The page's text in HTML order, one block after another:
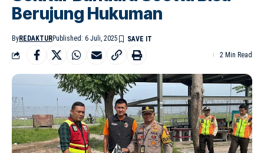
Berujung Hukuman
ByREDAKTURPublished: 6 Juli, 2025
2 Min Read